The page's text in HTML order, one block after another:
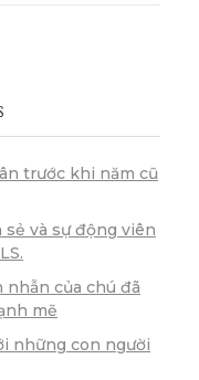
trước khi năm cũ
và sự động viên
của chú đã
mẽ
những con người